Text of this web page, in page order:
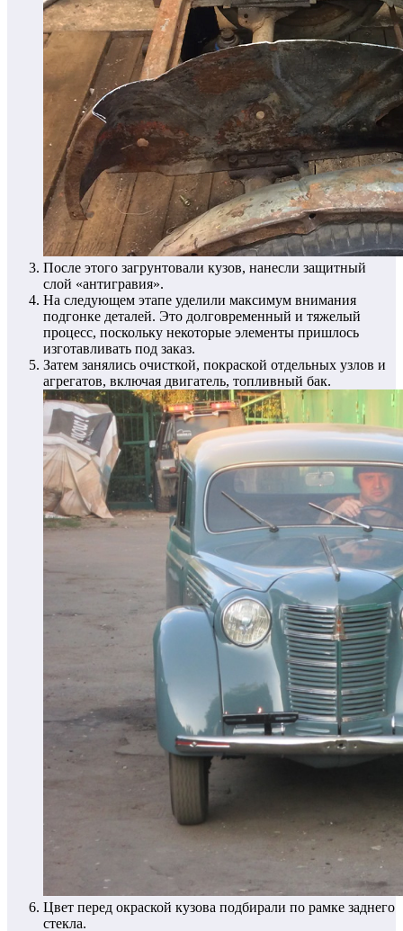
После этого загрунтовали кузов, нанесли защитный
слой «антигравия».
На следующем этапе уделили максимум внимания
подгонке деталей. Это долговременный и тяжелый
процесс, поскольку некоторые элементы пришлось
изготавливать под заказ.
Затем занялись очисткой, покраской отдельных узлов и
агрегатов, включая двигатель, топливный бак.
Цвет перед окраской кузова подбирали по рамке заднего
стекла.